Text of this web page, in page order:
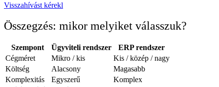
Visszahívást kérekl
Összegzés: mikor melyiket válasszuk?
Szempont Ügyviteli rendszer
ERP rendszer
Cégméret
Mikro / kis
Kis / közép / nagy
Költség
Alacsony
Magasabb
Komplexitás
Egyszerű
Komplex